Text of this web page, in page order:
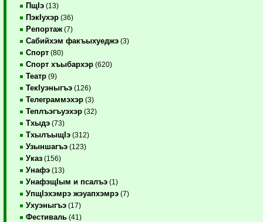
ПщIэ (13)
ПэкIухэр (36)
Репортаж (7)
Сабийхэм факъыхуеджэ (3)
Спорт (80)
Спорт хъыбархэр (620)
Театр (9)
ТекIуэныгъэ (126)
Телеграммэхэр (3)
Теплъэгъуэхэр (32)
Тхыдэ (73)
ТхылъыщIэ (312)
Узыншагъэ (123)
Указ (156)
Унафэ (13)
УнафэщIым и псалъэ (1)
УпщIэхэмрэ жэуапхэмрэ (7)
Ухуэныгъэ (17)
Фестиваль (41)